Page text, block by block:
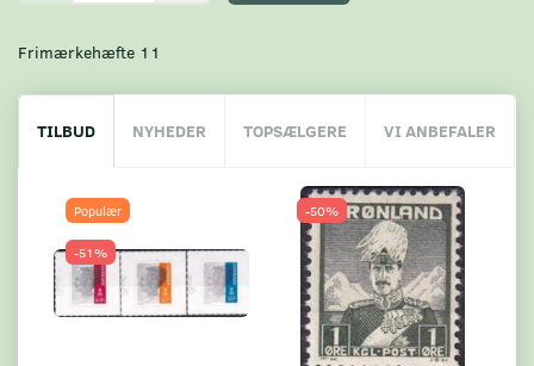
Frimærkehæfte 11
TILBUD NYHEDER TOPSÆLGERE VI ANBEFALER
Populær
-51%
-50%